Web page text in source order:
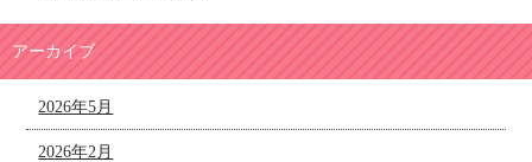
アーカイブ
2026年5月
2026年2月